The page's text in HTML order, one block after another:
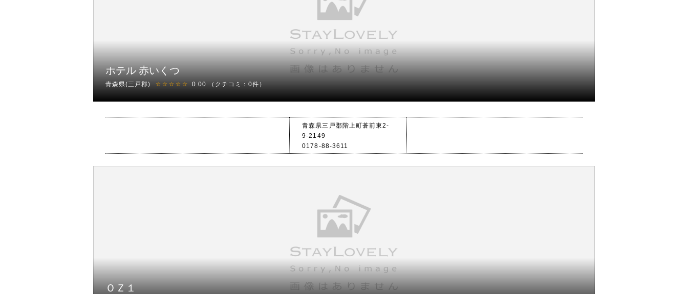
ホテル 赤いくつ
青森県(三戸郡) ☆☆☆☆☆ 0.00 （クチコミ：0件）
青森県三戸郡階上町蒼前東2-
9-2149
0178-88-3611
ＯＺ１